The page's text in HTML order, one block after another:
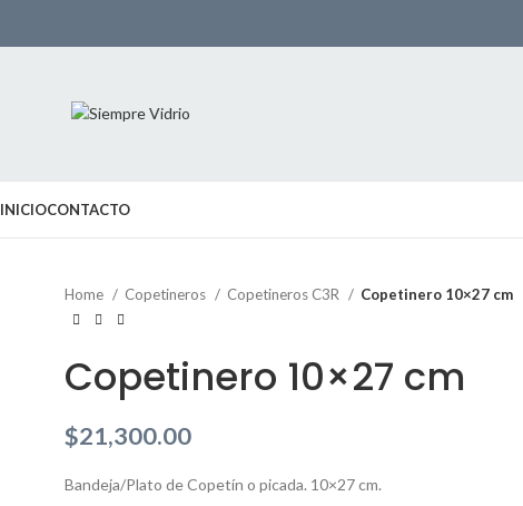
INICIOCONTACTO
Home Copetineros Copetineros C3R Copetinero 10×27 cm
Copetinero 10×27 cm
$21,300.00
Bandeja/Plato de Copetín o picada. 10×27 cm.